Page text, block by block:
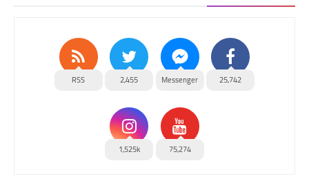
25,742
Messenger
2,455
RSS
75,274
1,525k